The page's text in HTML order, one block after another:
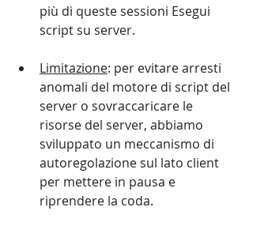
più di queste sessioni Esegui
script su server.
Limitazione: per evitare arresti
anomali del motore di script del
server o sovraccaricare le
risorse del server, abbiamo
sviluppato un meccanismo di
autoregolazione sul lato client
per mettere in pausa e
riprendere la coda.